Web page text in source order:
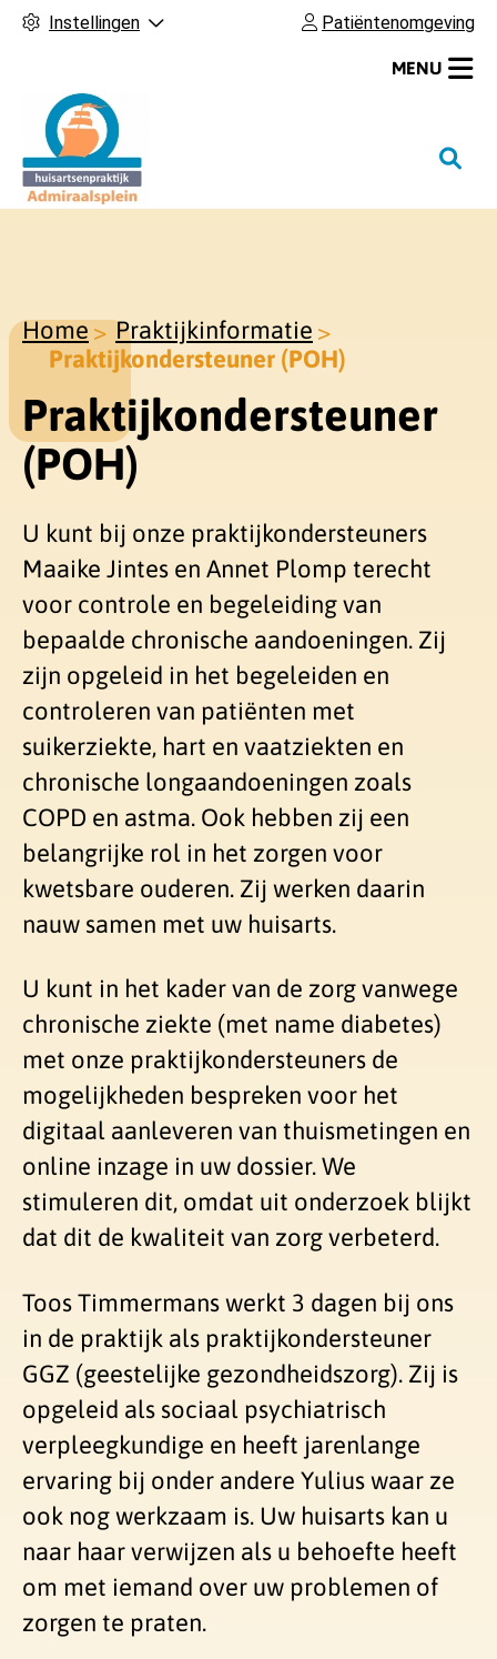
Instellingen Patiëntenomgeving
H
u
MENU
Home
Praktijkinformatie
Praktijkondersteuner (POH)
Praktijkondersteuner
(POH)
U kunt bij onze praktijkondersteuners
Maaike Jintes en Annet Plomp terecht
voor controle en begeleiding van
bepaalde chronische aandoeningen. Zij
zijn opgeleid in het begeleiden en
controleren van patiënten met
suikerziekte, hart en vaatziekten en
chronische longaandoeningen zoals
COPD en astma. Ook hebben zij een
belangrijke rol in het zorgen voor
kwetsbare ouderen. Zij werken daarin
nauw samen met uw huisarts.
U kunt in het kader van de zorg vanwege
chronische ziekte (met name diabetes)
met onze praktijkondersteuners de
mogelijkheden bespreken voor het
digitaal aanleveren van thuismetingen en
online inzage in uw dossier. We
stimuleren dit, omdat uit onderzoek blijkt
dat dit de kwaliteit van zorg verbeterd.
Toos Timmermans werkt 3 dagen bij ons
in de praktijk als praktijkondersteuner
GGZ (geestelijke gezondheidszorg). Zij is
opgeleid als sociaal psychiatrisch
verpleegkundige en heeft jarenlange
ervaring bij onder andere Yulius waar ze
ook nog werkzaam is. Uw huisarts kan u
naar haar verwijzen als u behoefte heeft
om met iemand over uw problemen of
zorgen te praten.